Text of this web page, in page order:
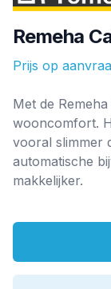
Remeha
Prijs op
Met de
wooncomfort.
vooral slimmer
automatische
makkelijker.